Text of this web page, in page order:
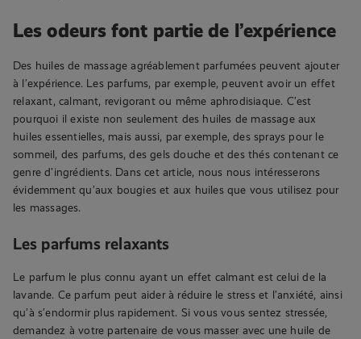
Les odeurs font partie de l’expérience
Des huiles de massage agréablement parfumées peuvent ajouter
à l’expérience. Les parfums, par exemple, peuvent avoir un effet
relaxant, calmant, revigorant ou même aphrodisiaque. C’est
pourquoi il existe non seulement des huiles de massage aux
huiles essentielles, mais aussi, par exemple, des sprays pour le
sommeil, des parfums, des gels douche et des thés contenant ce
genre d’ingrédients. Dans cet article, nous nous intéresserons
évidemment qu’aux bougies et aux huiles que vous utilisez pour
les massages.
Les parfums relaxants
Le parfum le plus connu ayant un effet calmant est celui de la
lavande. Ce parfum peut aider à réduire le stress et l’anxiété, ainsi
qu’à s’endormir plus rapidement. Si vous vous sentez stressée,
demandez à votre partenaire de vous masser avec une huile de